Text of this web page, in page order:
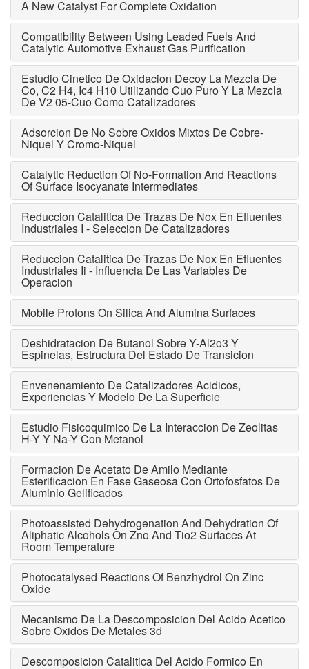
A New Catalyst For Complete Oxidation
Compatibility Between Using Leaded Fuels And
Catalytic Automotive Exhaust Gas Purification
Estudio Cinetico De Oxidacion Decoy La Mezcla De
Co, C2 H4, Ic4 H10 Utilizando Cuo Puro Y La Mezcla
De V2 05-Cuo Como Catalizadores
Adsorcion De No Sobre Oxidos Mixtos De Cobre-
Niquel Y Cromo-Niquel
Catalytic Reduction Of No-Formation And Reactions
Of Surface Isocyanate Intermediates
Reduccion Catalitica De Trazas De Nox En Efluentes
Industriales I - Seleccion De Catalizadores
Reduccion Catalitica De Trazas De Nox En Efluentes
Industriales Ii - Influencia De Las Variables De
Operacion
Mobile Protons On Silica And Alumina Surfaces
Deshidratacion De Butanol Sobre Y-Al2o3 Y
Espinelas, Estructura Del Estado De Transicion
Envenenamiento De Catalizadores Acidicos,
Experiencias Y Modelo De La Superficie
Estudio Fisicoquimico De La Interaccion De Zeolitas
H-Y Y Na-Y Con Metanol
Formacion De Acetato De Amilo Mediante
Esterificacion En Fase Gaseosa Con Ortofosfatos De
Aluminio Gelificados
Photoassisted Dehydrogenation And Dehydration Of
Aliphatic Alcohols On Zno And Tio2 Surfaces At
Room Temperature
Photocatalysed Reactions Of Benzhydrol On Zinc
Oxide
Mecanismo De La Descomposicion Del Acido Acetico
Sobre Oxidos De Metales 3d
Descomposicion Catalitica Del Acido Formico En